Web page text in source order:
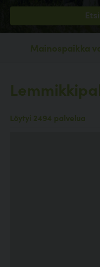
Mainospaikka
Löytyi 2494 palvelua